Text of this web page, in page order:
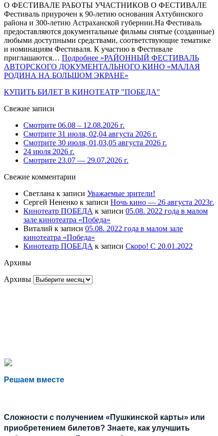
О ФЕСТИВАЛЕ РАБОТЫ УЧАСТНИКОВ О ФЕСТИВАЛЕ
Фестиваль приурочен к 90-летию основания Ахтубинского
района и 300-летию Астраханской губернии.На Фестиваль
предоставляются документальные фильмы снятые (созданные)
любыми доступными средствами, соответствующие тематике
и номинациям Фестиваля. К участию в Фестивале
приглашаются… Подробнее »РАЙОННЫЙ ФЕСТИВАЛЬ
АВТОРСКОГО ДОКУМЕНТАЛЬНОГО КИНО «МАЛАЯ
РОДИНА НА БОЛЬШОМ ЭКРАНЕ»
КУПИТЬ БИЛЕТ В КИНОТЕАТР "ПОБЕДА"
Свежие записи
Смотрите 06.08 – 12.08.2026 г.
Смотрите 31 июля, 02,04 августа 2026 г.
Смотрите 30 июля, 01,03,05 августа 2026 г.
24 июля 2026 г.
Смотрите 23.07 — 29.07.2026 г.
Свежие комментарии
Светлана к записи Уважаемые зрители!
Сергей Нененко к записи Ночь кино — 26 августа 2023г.
Кинотеатр ПОБЕДА к записи 05.08. 2022 года в малом
зале кинотеатра «Победа»
Виталий к записи 05.08. 2022 года в малом зале
кинотеатра «Победа»
Кинотеатр ПОБЕДА к записи Скоро! С 20.01.2022
Архивы
Архивы
Решаем вместе
Сложности с получением «Пушкинской карты» или
приобретением билетов? Знаете, как улучшить